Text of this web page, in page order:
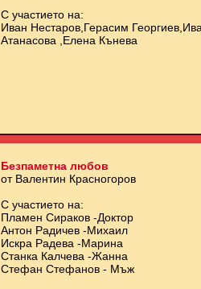
С участието на:
Иван Нестаров,Герасим
Атанасова ,Елена Кънева
Безпаметна любов
от Валентин Красногоров
С участието на:
Пламен Сираков -Доктор
Антон Радичев -Михаил
Искра Радева -Марина
Станка Калчева -Жанна
Стефан Стефанов - Мъж